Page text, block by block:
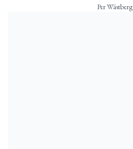
Per Wästberg